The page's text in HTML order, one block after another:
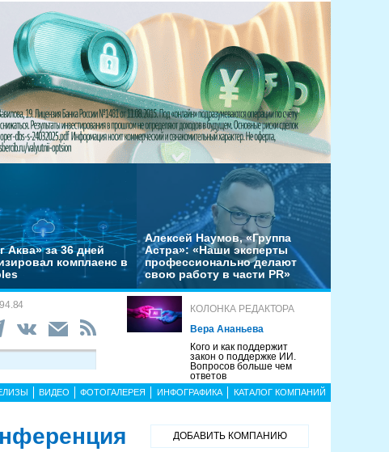
Аква» за 36 дней
комплаенс в
Алексей Наумов, «Группа
Астра»: «Наши эксперты
профессионально делают
свою работу в части PR»
КОЛОНКА РЕДАКТОРА
Вера Ананьева
Кого и как поддержит
закон о поддержке ИИ.
Вопросов больше чем
ответов
ВИДЕО ФОТОГАЛЕРЕЯ ИНФОГРАФИКА КАТАЛОГ КОМПАНИЙ
ДОБАВИТЬ КОМПАНИЮ